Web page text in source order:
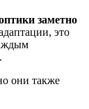
заметно
это
они также